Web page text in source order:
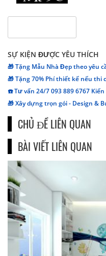
SỰ KIỆN ĐƯỢC YÊU THÍCH
🎁 Tặng Mẫu Nhà Đẹp theo yêu
🎁 Tặng 70% Phí thiết kế nếu thi
☎️ Tư vấn 24/7 093 889 6767
🎁 Xây dựng trọn gói - Design &
CHỦ ĐỀ LIÊN QUAN
BÀI VIẾT LIÊN QUAN